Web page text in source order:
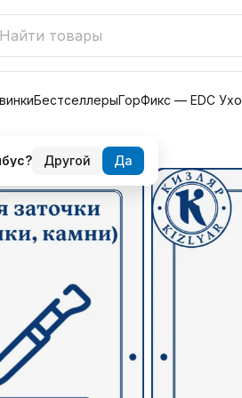
БестселлерыГорФикс — EDC